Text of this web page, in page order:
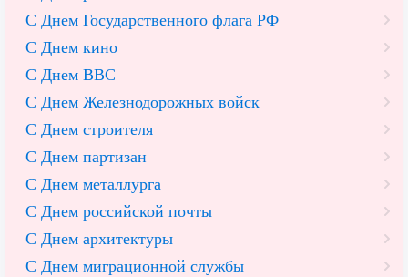
С Днем Государственного флага РФ
С Днем кино
С Днем ВВС
С Днем Железнодорожных войск
С Днем строителя
С Днем партизан
С Днем металлурга
С Днем российской почты
С Днем архитектуры
С Днем миграционной службы